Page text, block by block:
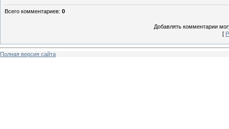
Всего комментариев: 0
Добавлять комментарии
[
Полная версия сайта